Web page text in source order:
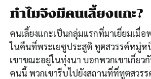
ทำไมจึงมีคนเลี้ยงแกะ?
คนเลี้ยงแกะเป็นกลุ่มแรกที่มาเยี่ยมเมื่อ
ในคืนที่พระเยซูประสูติ ทูตสวรรค์หมู่ห
เขาขณะอยู่ในทุ่งนา บอกพวกเขาเกี่ยว
คนนี้ พวกเขารีบไปยังสถานที่ที่ทูตสวร